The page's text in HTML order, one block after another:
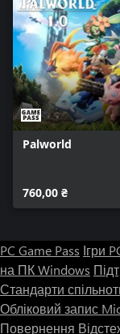
Palworld
760,00 ₴
PC Game Pass Ігри
на ПК Windows
Стандарти
Обліковий запис
Повернення